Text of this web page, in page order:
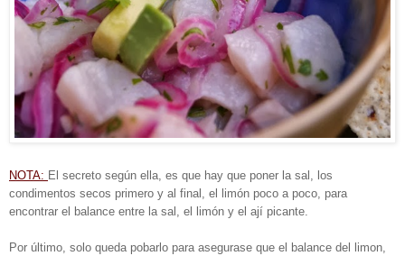
NOTA: El secreto según ella, es que hay que poner la sal, los
condimentos secos primero y al final, el limón poco a poco, para
encontrar el balance entre la sal, el limón y el ají picante.
Por último, solo queda pobarlo para asegurase que el balance del limon,